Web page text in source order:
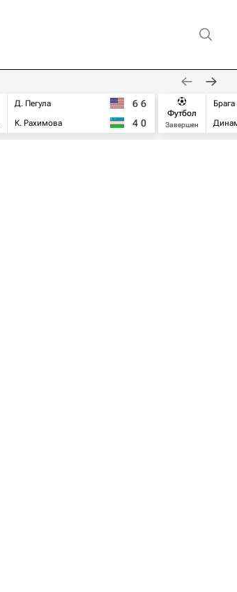
Д. Пегула
К. Рахимова
6 6
4 0
Футбол
Завершен
Брага